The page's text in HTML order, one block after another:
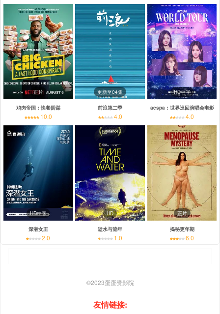
正片
鸡肉帝国：快餐阴谋
10.0
更新至04集
前浪第二季
4.0
HD中字
aespa：世界巡回演唱会电影
4.0
HD中字
深潜女王
2.0
HD
逝水与流年
1.0
正片
揭秘更年期
6.0
©2023蛋蛋赞影院
友情链接: